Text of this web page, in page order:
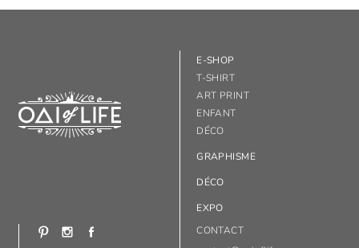
E-SHOP
T-SHIRT
ART PRINT
ENFANT
DÉCO
GRAPHISME
DÉCO
EXPO
CONTACT